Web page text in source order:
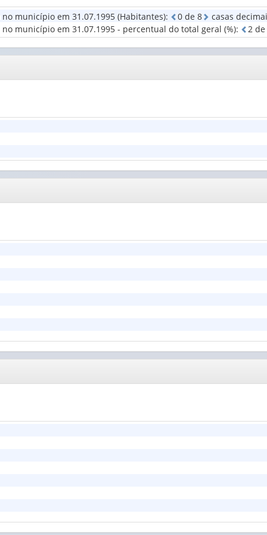
de
residência
em
(1)
Grupo
de
(1)
município em 31.07.1995 (Habitantes): 0 de 8
casas
município em 31.07.1995 - percentual do total geral (%): 2 de